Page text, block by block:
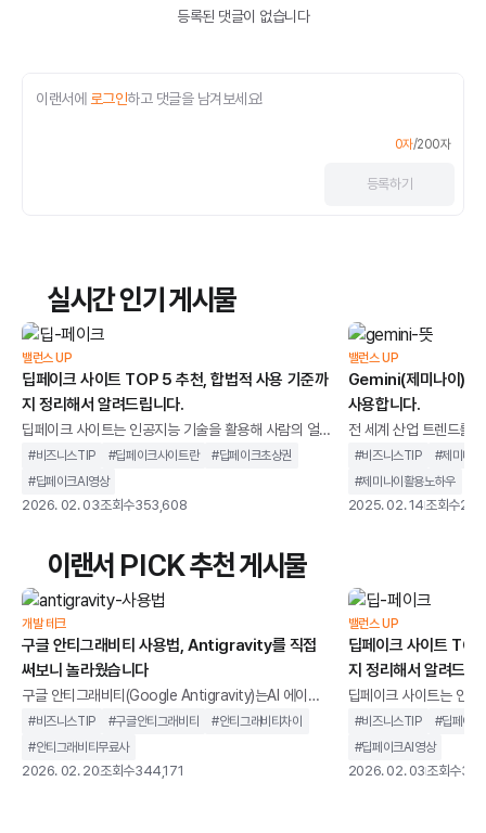
등록된 댓글이 없습니다
이랜서에 로그인하고 댓글을 남겨보세요!
0자/200자
등록하기
실시간 인기 게시물
밸런스 UP
딥페이크 사이트 TOP 5 추천, 합법적 사용 기준까
지 정리해서 알려드립니다.
딥페이크 사이트는 인공지능 기술을 활용해 사람의 얼
굴이나 음성을 합성하고, 이를영상이나 이미지 형태로
생성할 수 있는 웹 기반 서비스 제공하는 사이트를 말합
니다.과거에는 전문 장비와 복잡한 프로그램이 필요했
나 사용할 수 있는 환경이 만들어졌습니다.하지만 모든
딥페이크 사이트가 같은 목적과 방식으로 운영되지는
않습니다. 어떤 서비스는 마케팅, 교육, 콘텐츠 제작을
위한 합법적인 AI 영상 도구로 활용되는 반면, 일부 사이
트는 초상권 침해나 악용 가능성이 높은 형태로 제공되
기도 합니다
#비즈니스TIP #딥페이크사이트란 #딥페이크초상권
#딥페이크AI영상
2026. 02. 03조회수353,608
밸런스 UP
Gemini(제미나이) 사
사용합니다.
전 세계 산업 트렌드를
시장을 장악하며AI 기
것 같았던 구글은 예상
습니다.Open AI의
과 완성도에서 기대에
교 속에서 혹독한 평가
렇게 무너질 리 없죠.
#비즈니스TIP #제미나이
#제미나이활용노하우
2025. 02. 14조회수
이랜서 PICK 추천 게시물
개발 테크
구글 안티그래비티 사용법, Antigravity를 직접
써보니 놀라웠습니다
구글 안티그래비티(Google Antigravity)는AI 에이전
트를 중심으로 설계된 통합 개발 환경을 말합니다. 단순
히 코드 자동완성을 제공하는 도구가 아니라,개발 작업
을 계획하고 실행까지 이어가는 구조를 지향합니다.기
#비즈니스TIP #구글안티그래비티 #안티그래비티차이
#안티그래비티무료사
2026. 02. 20조회수344,171
밸런스 UP
딥페이크 사이트
지 정리해서 알려드립
딥페이크 사이트는 인
굴이나 음성을 합성하
생성할 수 있는 웹 기반
니다.과거에는 전문 장
#비즈니스TIP #딥페이
#딥페이크AI영상
2026. 02. 03조회수